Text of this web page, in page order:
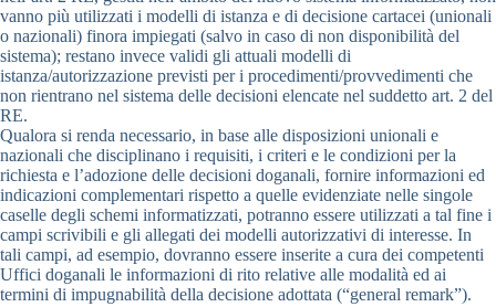
vanno più utilizzati i modelli di istanza e di decisione cartacei (unionali
o nazionali) finora impiegati (salvo in caso di non disponibilità del
sistema); restano invece validi gli attuali modelli di
istanza/autorizzazione previsti per i procedimenti/provvedimenti che
non rientrano nel sistema delle decisioni elencate nel suddetto art. 2 del
RE.
Qualora si renda necessario, in base alle disposizioni unionali e
nazionali che disciplinano i requisiti, i criteri e le condizioni per la
richiesta e l’adozione delle decisioni doganali, fornire informazioni ed
indicazioni complementari rispetto a quelle evidenziate nelle singole
caselle degli schemi informatizzati, potranno essere utilizzati a tal fine i
campi scrivibili e gli allegati dei modelli autorizzativi di interesse. In
tali campi, ad esempio, dovranno essere inserite a cura dei competenti
Uffici doganali le informazioni di rito relative alle modalità ed ai
termini di impugnabilità della decisione adottata (“general remark”).